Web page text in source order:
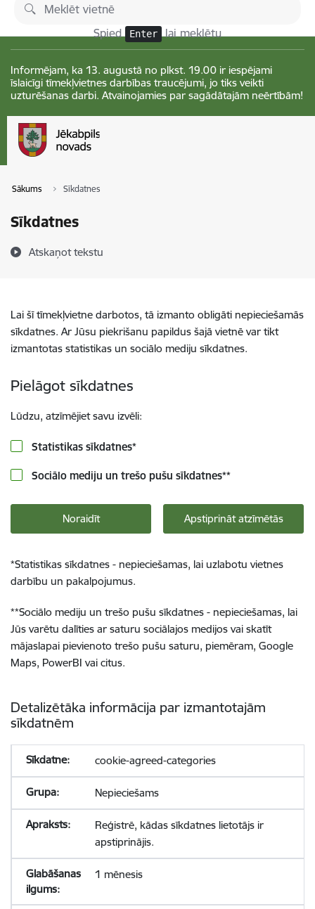
Pāriet uz lapas saturu
Spied Enter lai meklētu
Informējam, ka 13. augustā no plkst. 19.00 ir iespējami
īslaicīgi tīmekļvietnes darbības traucējumi, jo tiks veikti
uzturēšanas darbi. Atvainojamies par sagādātajām neērtībām!
Sākums Sīkdatnes
Sīkdatnes
Atskaņot tekstu
Lai šī tīmekļvietne darbotos, tā izmanto obligāti nepieciešamās
sīkdatnes. Ar Jūsu piekrišanu papildus šajā vietnē var tikt
izmantotas statistikas un sociālo mediju sīkdatnes.
Pielāgot sīkdatnes
Lūdzu, atzīmējiet savu izvēli:
Statistikas sīkdatnes*
Sociālo mediju un trešo pušu sīkdatnes**
Noraidīt Apstiprināt atzīmētās
*Statistikas sīkdatnes - nepieciešamas, lai uzlabotu vietnes
darbību un pakalpojumus.
**Sociālo mediju un trešo pušu sīkdatnes - nepieciešamas, lai
Jūs varētu dalīties ar saturu sociālajos medijos vai skatīt
mājaslapai pievienoto trešo pušu saturu, piemēram, Google
Maps, PowerBI vai citus.
Detalizētāka informācija par izmantotajām
sīkdatnēm
cookie-agreed-categories
Nepieciešams
Reģistrē, kādas sīkdatnes lietotājs ir
apstiprinājis.
1 mēnesis